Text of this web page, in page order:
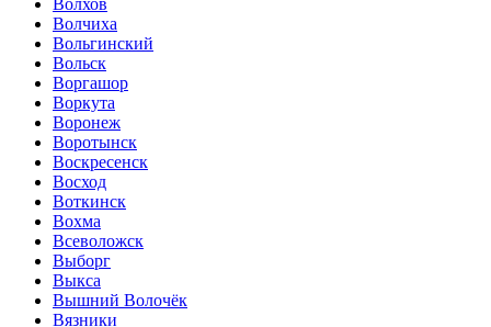
Волхов
Волчиха
Вольгинский
Вольск
Воргашор
Воркута
Воронеж
Воротынск
Воскресенск
Восход
Воткинск
Вохма
Всеволожск
Выборг
Выкса
Вышний Волочёк
Вязники